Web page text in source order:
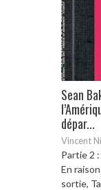
Sean
dépar...
Vincent
Partie 2
En
sortie,